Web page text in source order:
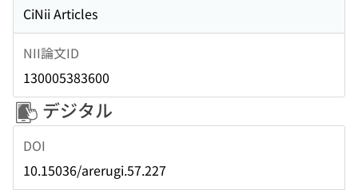
CiNii Articles
NII論文ID
130005383600
デジタル
DOI
10.15036/arerugi.57.227